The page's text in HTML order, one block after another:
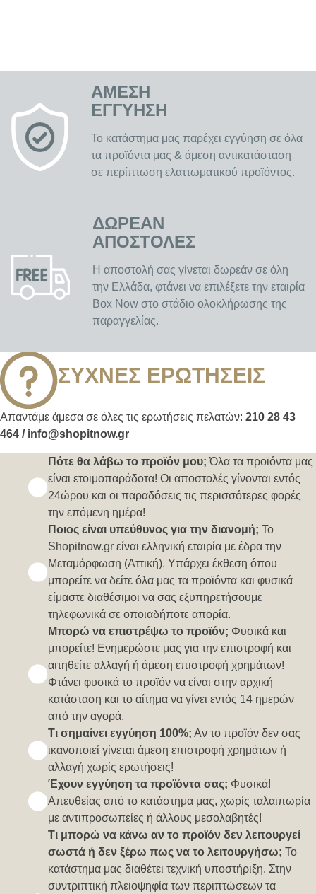
ΑΜΕΣΗ
ΕΓΓΥΗΣΗ
Το κατάστημα μας παρέχει εγγύηση σε όλα
τα προϊόντα μας & άμεση αντικατάσταση
σε περίπτωση ελαττωματικού προϊόντος.
ΔΩΡΕΑΝ
ΑΠΟΣΤΟΛΕΣ
Η αποστολή σας γίνεται δωρεάν σε όλη
την Ελλάδα, φτάνει να επιλέξετε την εταιρία
Box Now στο στάδιο ολοκλήρωσης της
παραγγελίας.
ΣΥΧΝΕΣ ΕΡΩΤΗΣΕΙΣ
Απαντάμε άμεσα σε όλες τις ερωτήσεις πελατών: 210 28 43
464 / info@shopitnow.gr
Πότε θα λάβω το προϊόν μου; Όλα τα προϊόντα μας
είναι ετοιμοπαράδοτα! Οι αποστολές γίνονται εντός
24ώρου και οι παραδόσεις τις περισσότερες φορές
την επόμενη ημέρα!
Ποιος είναι υπεύθυνος για την διανομή; Το
Shopitnow.gr είναι ελληνική εταιρία με έδρα την
Μεταμόρφωση (Αττική). Υπάρχει έκθεση όπου
μπορείτε να δείτε όλα μας τα προϊόντα και φυσικά
είμαστε διαθέσιμοι να σας εξυπηρετήσουμε
τηλεφωνικά σε οποιαδήποτε απορία.
Μπορώ να επιστρέψω το προϊόν; Φυσικά και
μπορείτε! Ενημερώστε μας για την επιστροφή και
αιτηθείτε αλλαγή ή άμεση επιστροφή χρημάτων!
Φτάνει φυσικά το προϊόν να είναι στην αρχική
κατάσταση και το αίτημα να γίνει εντός 14 ημερών
από την αγορά.
Τι σημαίνει εγγύηση 100%; Αν το προϊόν δεν σας
ικανοποιεί γίνεται άμεση επιστροφή χρημάτων ή
αλλαγή χωρίς ερωτήσεις!
Έχουν εγγύηση τα προϊόντα σας; Φυσικά!
Απευθείας από το κατάστημα μας, χωρίς ταλαιπωρία
με αντιπροσωπείες ή άλλους μεσολαβητές!
Τι μπορώ να κάνω αν το προϊόν δεν λειτουργεί
σωστά ή δεν ξέρω πως να το λειτουργήσω; Το
κατάστημα μας διαθέτει τεχνική υποστήριξη. Στην
συντριπτική πλειοψηφία των περιπτώσεων τα